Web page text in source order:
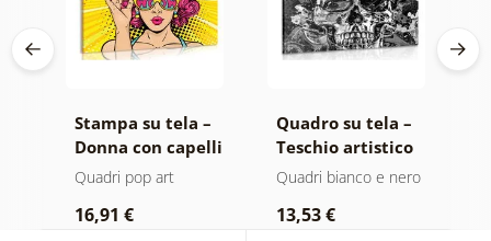
Stampa su tela –
Donna con capelli
rosa
Quadri pop art
16,91 €
Quadro su tela –
Teschio artistico
in bianco e nero
Quadri bianco e nero
13,53 €